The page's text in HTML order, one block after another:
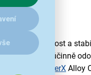
pevnost a
materiálu
účinně
HyperXAlloy